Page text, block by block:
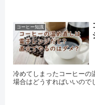
コーヒー知識
冷めてしまったコーヒーの
場合はどうすればいいので